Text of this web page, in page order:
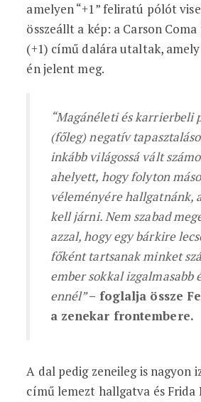
amelyen “+1” feliratú pólót
összeállt a kép: a Carson
(+1) című dalára utaltak,
én jelent meg.
“Magánéleti és karrierbeli
(főleg) negatív
inkább világossá vált
ahelyett, hogy folyton
véleményére hallgatnánk,
kell járni. Nem szabad
azzal, hogy egy bárkire
főként tartsanak minket
ember sokkal izgalmasabb
ennél”– foglalja össze
a zenekar frontembere.
A dal pedig zeneileg is nagyon
című lemezt hallgatva és Frida